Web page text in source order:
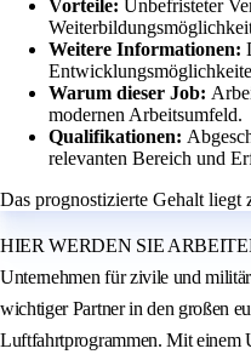
Vorteile: Unbefristeter
Weitere Informationen:
Warum dieser Job:
modernen Arbeitsumfeld.
Qualifikationen:
relevanten Bereich und
Das prognostizierte Gehalt liegt
HIER WERDEN SIE
Unternehmen für zivile und
wichtiger Partner in den großen
Luftfahrtprogrammen. Mit einem